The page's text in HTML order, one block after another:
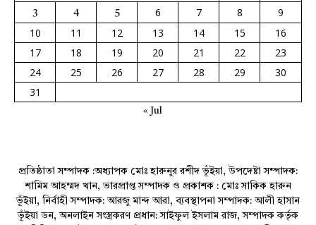
3 4 5 6 7 8
9
10
11 12 13 14 15
16
17
18 19 20 21 22
23
24
25 26 27 28 29
30
31
« Jul
প্রতিষ্ঠাতা সম্পাদক :অধ্যাপক মোঃ হারুনুর রশীদ ভূঁইয়া, উপদেষ্টা সম্পাদক:
শামিম আহম্মদ খান, ভারপ্রাপ্ত সম্পাদক ও প্রকাশক : মোঃ সাকিক হারুন
ভূঁইয়া, নির্বাহী সম্পাদক: আরজু মান্দ আরা, ব্যবস্থাপনা সম্পাদক: আলী হাসান
ভূঁইয়া ডন, অনলাইন সংস্ত্রকরণ প্রধান: সাইফুল ইসলাম রাজ, সম্পাদক কর্তৃক